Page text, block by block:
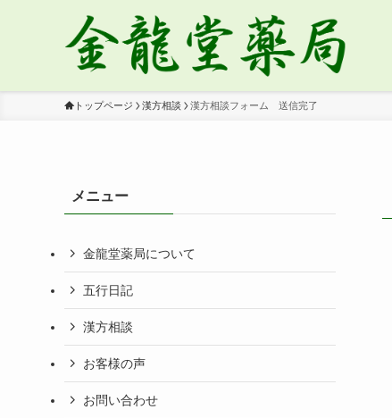
トップページ 漢方相談 漢方相談フォーム 送信完了
メニュー
金龍堂薬局について
五行日記
漢方相談
お客様の声
お問い合わせ